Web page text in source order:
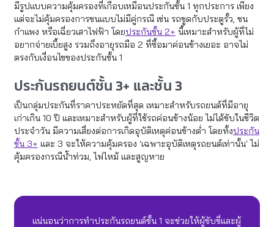
มีรูปแบบความคุ้มครองที่เกือบเหมือนประกันชั้น 1 ทุกประการ เพียง
แต่จะไม่คุ้มครองการชนแบบไม่มีคู่กรณี เช่น รถขูดกับประตูรั้ว, ชน
กำแพง หรือเฉี่ยวเสาไฟฟ้า โดยประกันชั้น 2+ นี้เหมาะสำหรับผู้ที่ไม่
อยากจ่ายเบี้ยสูง รวมถึงอายุรถมือ 2 ที่ซื้อมาค่อนข้างเยอะ อาจไม่
ตรงกับเงื่อนไขของประกันชั้น 1
ประกันรถยนต์ชั้น 3+ และชั้น 3
เป็นกลุ่มประกันที่ราคาประหยัดที่สุด เหมาะสำหรับรถยนต์ที่มีอายุ
เก่าเกิน 10 ปี และเหมาะสำหรับผู้ที่ใช้รถค่อนข้างน้อย ไม่ได้ขับในชีวิต
ประจำวัน มีความเสี่ยงต่อการเกิดอุบัติเหตุค่อนข้างต่ำ โดยทั้งประกัน
ชั้น 3+ และ 3 จะให้ความคุ้มครอง ‘เฉพาะอุบัติเหตุรถยนต์เท่านั้น’ ไม่
คุ้มครองกรณีน้ำท่วม, ไฟไหม้ และสูญหาย
แน่นอนว่าการทําประกันรถยนต์ชั้น 1 จะช่วยให้ผู้ขับขี่และผู้